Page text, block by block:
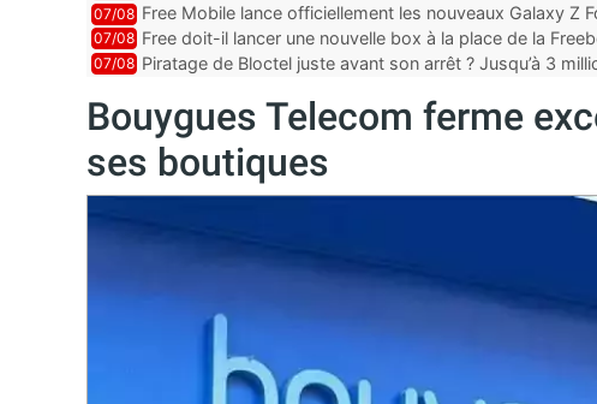
07/08 Free Mobile lance officiellement les nouveaux Galaxy Z
des promos et des cadeaux
07/08 Free doit-il lancer une nouvelle box à la place de la
07/08 Piratage de Bloctel juste avant son arrêt ? Jusqu’à 3
Bouygues Telecom ferme
ses boutiques